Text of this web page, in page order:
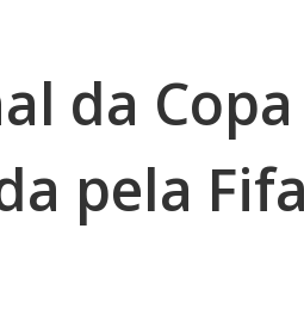
da
pela